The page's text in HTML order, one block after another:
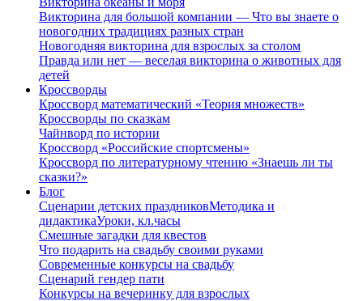
Викторина для большой компании — Что вы знаете о
новогодних традициях разных стран
Новогодняя викторина для взрослых за столом
Правда или нет — веселая викторина о животных для
детей
Кроссворды
Кроссворд математический «Теория множеств»
Кроссворды по сказкам
Чайнворд по истории
Кроссворд «Российские спортсмены»
Кроссворд по литературному чтению «Знаешь ли ты
сказки?»
Блог
Сценарии детских праздниковМетодика и
дидактикаУроки, кл.часы
Смешные загадки для квестов
Что подарить на свадьбу своими руками
Современные конкурсы на свадьбу
Сценарий гендер пати
Конкурсы на вечеринку для взрослых